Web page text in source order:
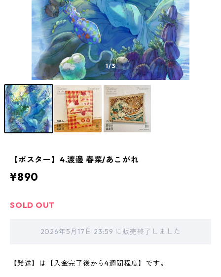
1/3
【ポスター】4.渡邊 春菜/あこがれ
¥890
SOLD OUT
2026年5月17日 23:59 に販売終了しました
【発送】は【入金完了後から4週間程度】です。